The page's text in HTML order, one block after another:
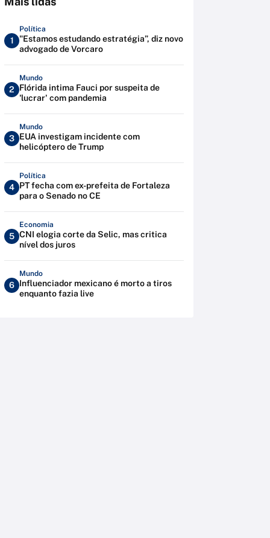
1
Política
"Estamos estudando estratégia”, diz novo
advogado de Vorcaro
2
Mundo
Flórida intima Fauci por suspeita de
'lucrar' com pandemia
3
Mundo
EUA investigam incidente com
helicóptero de Trump
4
Política
PT fecha com ex-prefeita de Fortaleza
para o Senado no CE
5
Economia
CNI elogia corte da Selic, mas critica
nível dos juros
6
Mundo
Influenciador mexicano é morto a tiros
enquanto fazia live